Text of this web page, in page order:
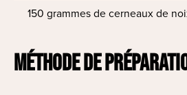
150 grammes de cerneaux de
MÉTHODE DE